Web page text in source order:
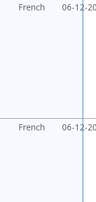
French 06-12-
French 06-12-